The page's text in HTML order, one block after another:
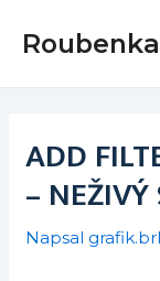
ADD
–
Napsal
navigation